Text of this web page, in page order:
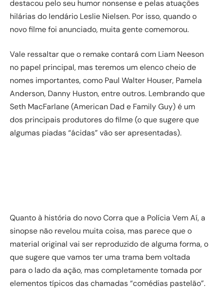
destacou pelo seu humor nonsense e pelas atuações
hilárias do lendário Leslie Nielsen. Por isso, quando o
novo filme foi anunciado, muita gente comemorou.
Vale ressaltar que o remake contará com Liam Neeson
no papel principal, mas teremos um elenco cheio de
nomes importantes, como Paul Walter Houser, Pamela
Anderson, Danny Huston, entre outros. Lembrando que
Seth MacFarlane (American Dad e Family Guy) é um
dos principais produtores do filme (o que sugere que
algumas piadas “ácidas” vão ser apresentadas).
Quanto à história do novo Corra que a Polícia Vem Aí, a
sinopse não revelou muita coisa, mas parece que o
material original vai ser reproduzido de alguma forma, o
que sugere que vamos ter uma trama bem voltada
para o lado da ação, mas completamente tomada por
elementos típicos das chamadas “comédias pastelão”.